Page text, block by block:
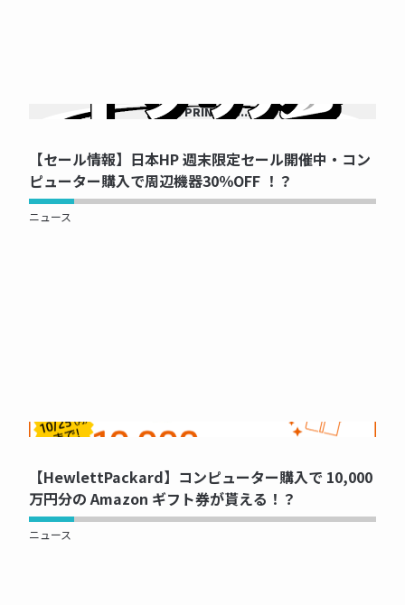
NOW PRINTING...
【セール情報】日本HP 週末限定セール開催中・コン
ピューター購入で周辺機器30％OFF ！？
ニュース
NOW PRINTING...
【HewlettPackard】コンピューター購入で 10,000
万円分の Amazon ギフト券が貰える！？
ニュース